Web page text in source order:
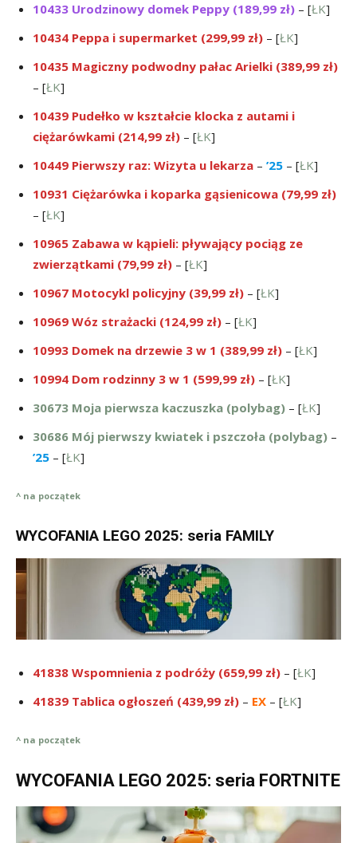
10433 Urodzinowy domek Peppy (189,99 zł) – [ŁK]
10434 Peppa i supermarket (299,99 zł) – [ŁK]
10435 Magiczny podwodny pałac Arielki (389,99 zł)
– [ŁK]
10439 Pudełko w kształcie klocka z autami i
ciężarówkami (214,99 zł) – [ŁK]
10449 Pierwszy raz: Wizyta u lekarza – ’25 – [ŁK]
10931 Ciężarówka i koparka gąsienicowa (79,99 zł)
– [ŁK]
10965 Zabawa w kąpieli: pływający pociąg ze
zwierzątkami (79,99 zł) – [ŁK]
10967 Motocykl policyjny (39,99 zł) – [ŁK]
10969 Wóz strażacki (124,99 zł) – [ŁK]
10993 Domek na drzewie 3 w 1 (389,99 zł) – [ŁK]
10994 Dom rodzinny 3 w 1 (599,99 zł) – [ŁK]
30673 Moja pierwsza kaczuszka (polybag) – [ŁK]
30686 Mój pierwszy kwiatek i pszczoła (polybag) –
’25 – [ŁK]
^ na początek
WYCOFANIA LEGO 2025: seria FAMILY
41838 Wspomnienia z podróży (659,99 zł) – [ŁK]
41839 Tablica ogłoszeń (439,99 zł) – EX – [ŁK]
^ na początek
WYCOFANIA LEGO 2025: seria FORTNITE